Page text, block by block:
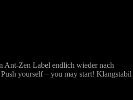
Ant-Zen Label endlich wieder nach
yourself – you may start! Klangstabil